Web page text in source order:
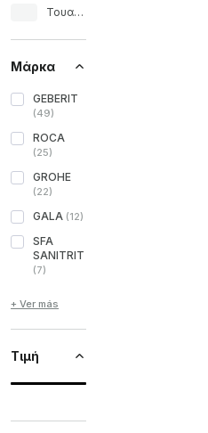
Τουαλέτα και μπιντές
Μάρκα
GEBERIT
(49)
ROCA
(25)
GROHE
(22)
GALA (12)
SFA
SANITRIT
(7)
+ Ver más
Τιμή